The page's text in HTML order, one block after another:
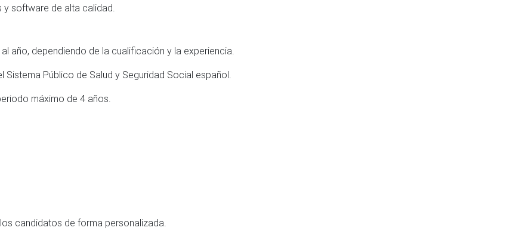
y software de alta calidad.
año, dependiendo de la cualificación y la experiencia.
Público de Salud y Seguridad Social español.
máximo de 4 años.
candidatos de forma personalizada.